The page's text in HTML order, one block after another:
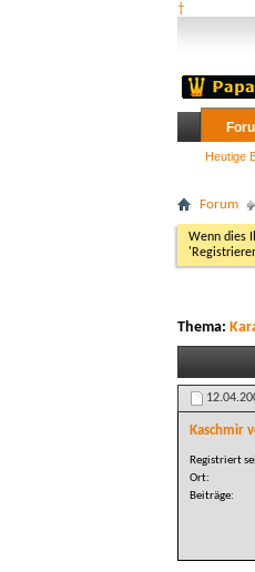
†
Heutige
Forum
Wenn dies
Thema:
Kaschmir
Registriert
Ort
Beiträge